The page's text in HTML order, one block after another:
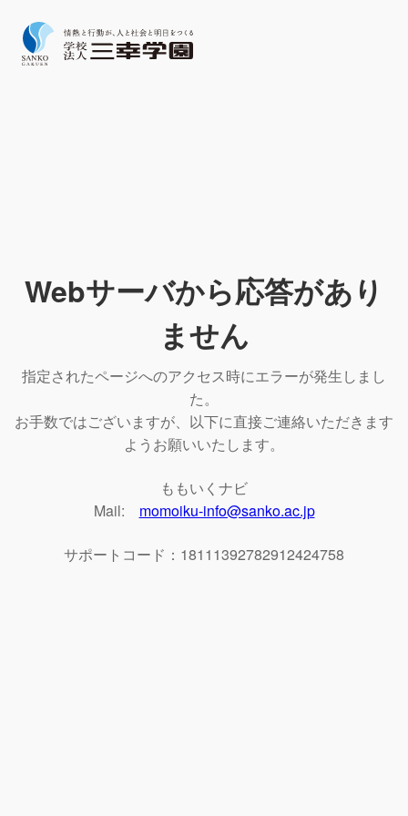
Webサーバから応答があり
ません
指定されたページへのアクセス時にエラーが発生しまし
た。
お手数ではございますが、以下に直接ご連絡いただきます
ようお願いいたします。
ももいくナビ
Mail: momoiku-info@sanko.ac.jp
サポートコード：18111392782912424758